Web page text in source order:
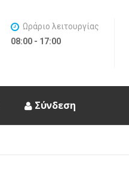
Ωράριο λειτουργίας
08:00 - 17:00
Σύνδεση